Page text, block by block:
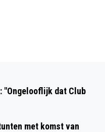
"Ongelooflijk dat Club
met komst van